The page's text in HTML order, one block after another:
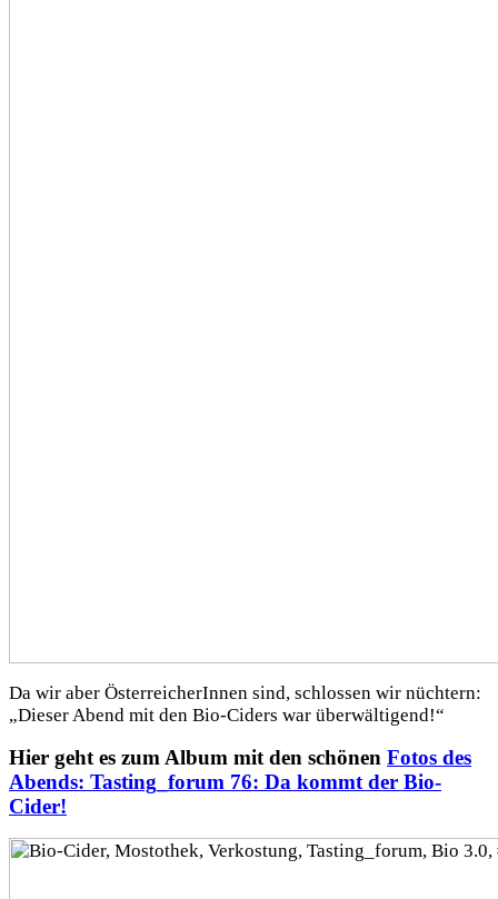
Da wir aber ÖsterreicherInnen sind, schlossen wir nüchtern:
„Dieser Abend mit den Bio-Ciders war überwältigend!“
Hier geht es zum Album mit den schönen Fotos des
Abends: Tasting_forum 76: Da kommt der Bio-
Cider!